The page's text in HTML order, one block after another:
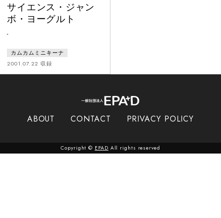
サイエンス・ジャン
ボ・ヨーグルト
-
カムカムミニキーナ
2001.07.22 収録
ABOUT CONTACT PRIVACY POLICY
Copyright © EPAD All rights reserved